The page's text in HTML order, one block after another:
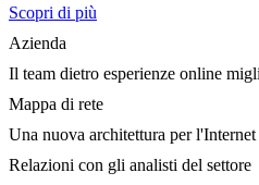
Scopri di più
Azienda
Il team dietro esperienze online
Mappa di rete
Una nuova architettura per
Relazioni con gli analisti del settore